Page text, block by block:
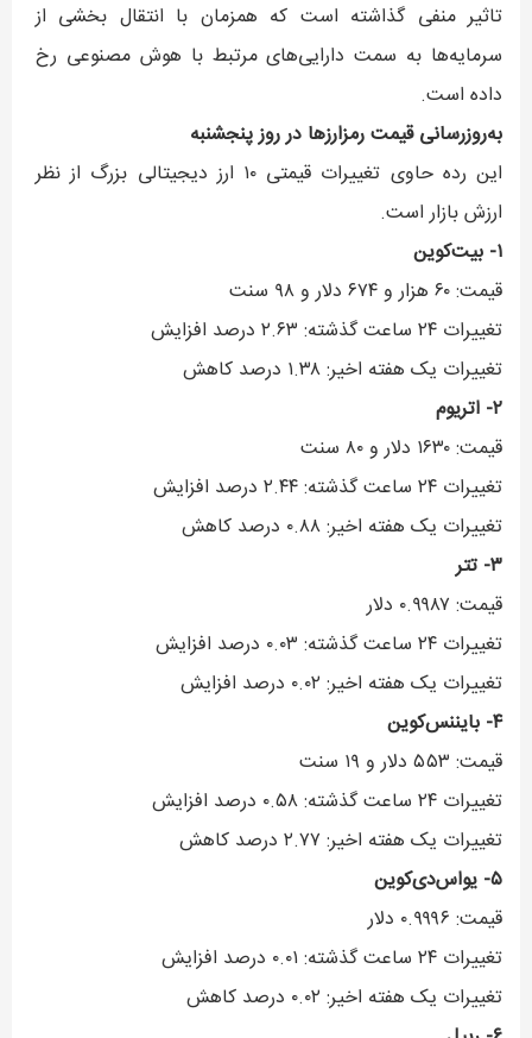
تاثیر منفی گذاشته است که همزمان با انتقال بخشی از
سرمایه‌ها به سمت دارایی‌های مرتبط با هوش مصنوعی رخ
داده است.
به‌روزرسانی قیمت رمزارزها در روز پنجشنبه
این رده حاوی تغییرات قیمتی ۱۰ ارز دیجیتالی بزرگ از نظر
ارزش بازار است.
۱- بیت‌کوین
قیمت: ۶۰ هزار و ۶۷۴ دلار و ۹۸ سنت
تغییرات ۲۴ ساعت گذشته: ۲.۶۳ درصد افزایش
تغییرات یک هفته اخیر: ۱.۳۸ درصد کاهش
۲- اتریوم
قیمت: ۱۶۳۰ دلار و ۸۰ سنت
تغییرات ۲۴ ساعت گذشته: ۲.۴۴ درصد افزایش
تغییرات یک هفته اخیر: ۰.۸۸ درصد کاهش
۳- تتر
قیمت: ۰.۹۹۸۷ دلار
تغییرات ۲۴ ساعت گذشته: ۰.۰۳ درصد افزایش
تغییرات یک هفته اخیر: ۰.۰۲ درصد افزایش
۴- بایننس‌کوین
قیمت: ۵۵۳ دلار و ۱۹ سنت
تغییرات ۲۴ ساعت گذشته: ۰.۵۸ درصد افزایش
تغییرات یک هفته اخیر: ۲.۷۷ درصد کاهش
۵- یواس‌دی‌کوین
قیمت: ۰.۹۹۹۶ دلار
تغییرات ۲۴ ساعت گذشته: ۰.۰۱ درصد افزایش
تغییرات یک هفته اخیر: ۰.۰۲ درصد کاهش